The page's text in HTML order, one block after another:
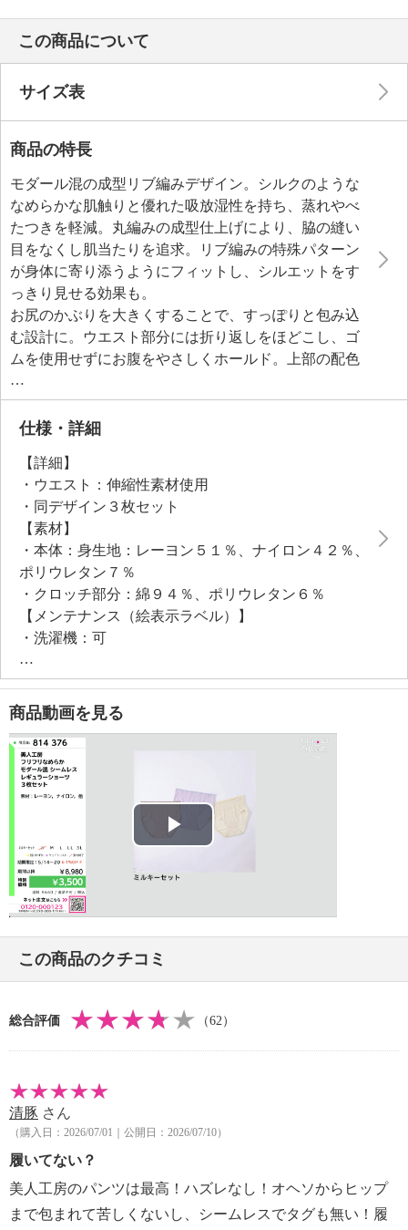
この商品について
サイズ表
商品の特長
モダール混の成型リブ編みデザイン。シルクのような
なめらかな肌触りと優れた吸放湿性を持ち、蒸れやべ
たつきを軽減。丸編みの成型仕上げにより、脇の縫い
目をなくし肌当たりを追求。リブ編みの特殊パターン
が身体に寄り添うようにフィットし、シルエットをす
っきり見せる効果も。
お尻のかぶりを大きくすることで、すっぽりと包み込
む設計に。ウエスト部分には折り返しをほどこし、ゴ
ムを使用せずにお腹をやさしくホールド。上部の配色
フリフリがアクセントとなり、シンプルデザインにか
わいらしさをプラス。クロッチ部分は、綿の混率が高
い生地に抗菌防臭加工をほどこしており、繊維上の細
ントで配した、チクチクしにくいやさしい肌当たりで
す。１枚ずつ個包装しているため、ちょっとしたギフ
トにもおすすめ。
●普段と同じサイズをおすすめ
●ピンク、ブルー、ベージュの各１計３枚
仕様・詳細
【詳細】
・ウエスト：伸縮性素材使用
・同デザイン３枚セット
【素材】
・本体：身生地：レーヨン５１％、ナイロン４２％、
ポリウレタン７％
・クロッチ部分：綿９４％、ポリウレタン６％
【メンテナンス（絵表示ラベル）】
・洗濯機：可
・漂白処理：塩素系・酸素系漂白不可
・タンブル乾燥：不可
・自然乾燥：日陰の吊り干し
・アイロン仕上げ：可（中温）
【その他】
【個体差】
・個体差あり
【原産国（地）】
商品動画を見る
Play
Video
この商品のクチコミ
総合評価 （62）
清豚 さん
（購入日：2026/07/01｜公開日：2026/07/10）
履いてない？
美人工房のパンツは最高！ハズレなし！オヘソからヒップ
まで包まれて苦しくないし、シームレスでタグも無い！履